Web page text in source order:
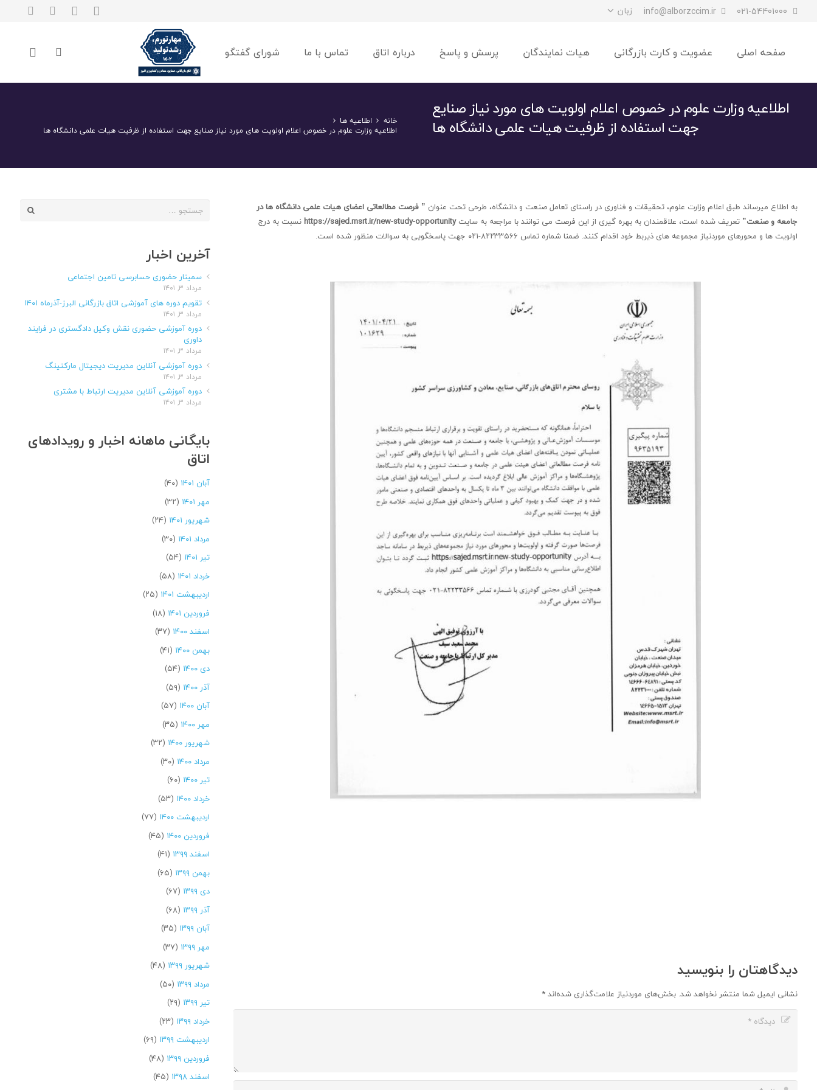
021-54401000
info@alborzccim.ir زبان
صفحه اصلی عضویت و کارت بازرگانی هیات نمایندگان پرسش و پاسخ درباره اتاق تماس با ما شورای گفتگو
اطلاعیه وزارت علوم در خصوص اعلام اولویت های مورد نیاز صنایع
جهت استفاده از ظرفیت هیات علمی دانشگاه ها خانه
اطلاعیه ها
اطلاعیه وزارت علوم در خصوص اعلام اولویت های مورد نیاز صنایع جهت استفاده از ظرفیت هیات علمی دانشگاه ها
به اطلاع میرساند طبق اعلام وزارت علوم، تحقیقات و فناوری در راستای تعامل صنعت و دانشگاه، طرحی تحت عنوان ” فرصت مطالعاتی اعضای هیات علمی دانشگاه ها در
جامعه و صنعت” تعریف شده است، علاقمندان به‌ بهره گیری از این فرصت می توانند با مراجعه به سایتhttps://sajed.msrt.ir/new-study-opportunityنسبت به درج
اولویت ها و محورهای موردنیاز مجموعه های ذیربط خود اقدام کنند. ضمنا شماره تماس ۸۲۲۳۳۵۶۶-۰۲۱ جهت پاسخگویی به سوالات منظور شده است.
دیدگاهتان را بنویسید
نشانی ایمیل شما منتشر نخواهد شد. بخش‌های موردنیاز علامت‌گذاری شده‌اند*
جستجو
آخرین اخبار
سمینار حضوری حسابرسی تامین اجتماعی
مرداد ۳, ۱۴۰۱
تقویم دوره های آموزشی اتاق بازرگانی البرز-آذرماه ۱۴۰۱
مرداد ۳, ۱۴۰۱
دوره آموزشی حضوری نقش وکیل دادگستری در فرایند
داوری
مرداد ۳, ۱۴۰۱
دوره آموزشی آنلاین مدیریت دیجیتال مارکتینگ
مرداد ۳, ۱۴۰۱
دوره آموزشی آنلاین مدیریت ارتباط با مشتری
مرداد ۳, ۱۴۰۱
بایگانی ماهانه اخبار و رویدادهای
اتاق
آبان ۱۴۰۱
(۴۰)
مهر ۱۴۰۱
(۳۲)
شهریور ۱۴۰۱
(۲۴)
مرداد ۱۴۰۱
(۳۰)
تیر ۱۴۰۱
(۵۴)
خرداد ۱۴۰۱
(۵۸)
اردیبهشت ۱۴۰۱
(۲۵)
فروردین ۱۴۰۱
(۱۸)
اسفند ۱۴۰۰
(۳۷)
بهمن ۱۴۰۰
(۴۱)
دی ۱۴۰۰
(۵۴)
آذر ۱۴۰۰
(۵۹)
آبان ۱۴۰۰
(۵۷)
مهر ۱۴۰۰
(۳۵)
شهریور ۱۴۰۰
(۳۲)
مرداد ۱۴۰۰
(۳۰)
تیر ۱۴۰۰
(۶۰)
خرداد ۱۴۰۰
(۵۳)
اردیبهشت ۱۴۰۰
(۷۷)
فروردین ۱۴۰۰
(۴۵)
اسفند ۱۳۹۹
(۴۱)
بهمن ۱۳۹۹
(۶۵)
دی ۱۳۹۹
(۶۷)
آذر ۱۳۹۹
(۶۸)
آبان ۱۳۹۹
(۳۵)
مهر ۱۳۹۹
(۳۷)
شهریور ۱۳۹۹
(۴۸)
مرداد ۱۳۹۹
(۵۰)
تیر ۱۳۹۹
(۲۹)
خرداد ۱۳۹۹
(۲۳)
اردیبهشت ۱۳۹۹
(۶۹)
فروردین ۱۳۹۹
(۴۸)
اسفند ۱۳۹۸
(۴۵)